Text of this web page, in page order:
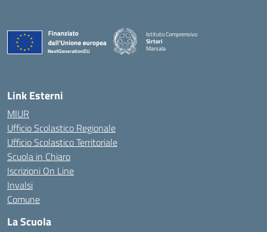
Istituto Comprensivo
Sirtori
Marsala
Link Esterni
MIUR
Ufficio Scolastico Regionale
Ufficio Scolastico Territoriale
Scuola in Chiaro
Iscrizioni On Line
Invalsi
Comune
La Scuola